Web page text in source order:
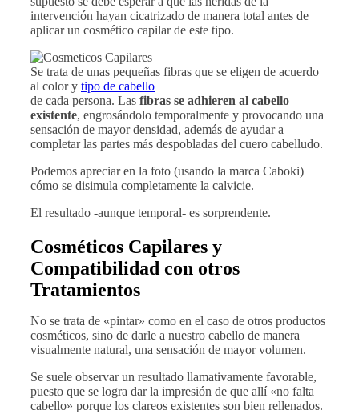
intervención hayan cicatrizado de manera total antes de
aplicar un cosmético capilar de este tipo.
Se trata de unas pequeñas fibras que se eligen de acuerdo
al color y tipo de cabello
de cada persona. Las fibras se adhieren al cabello
existente, engrosándolo temporalmente y provocando una
sensación de mayor densidad, además de ayudar a
completar las partes más despobladas del cuero cabelludo.
Podemos apreciar en la foto (usando la marca Caboki)
cómo se disimula completamente la calvicie.
El resultado -aunque temporal- es sorprendente.
Cosméticos Capilares y
Compatibilidad con otros
Tratamientos
No se trata de «pintar» como en el caso de otros productos
cosméticos, sino de darle a nuestro cabello de manera
visualmente natural, una sensación de mayor volumen.
Se suele observar un resultado llamativamente favorable,
puesto que se logra dar la impresión de que allí «no falta
cabello» porque los clareos existentes son bien rellenados.